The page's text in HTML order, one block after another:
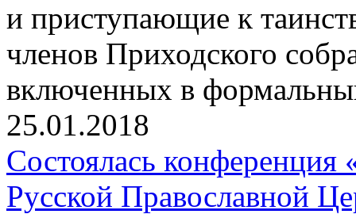
и приступающие к
членов Приходского
включенных в
25.01.2018
Состоялась
Русской Православной